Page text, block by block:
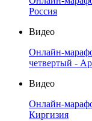
Россия
Видео
Онлайн-
четвертый -
Видео
Онлайн-
Киргизия